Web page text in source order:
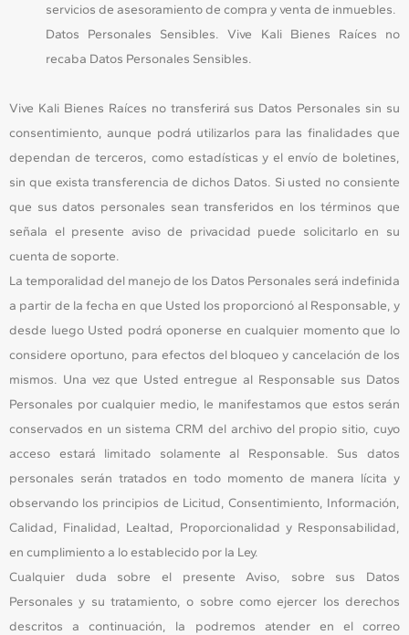
servicios de asesoramiento de compra y venta de inmuebles.
Datos Personales Sensibles. Vive Kali Bienes Raíces no
recaba Datos Personales Sensibles.
Vive Kali Bienes Raíces no transferirá sus Datos Personales sin su
consentimiento, aunque podrá utilizarlos para las finalidades que
dependan de terceros, como estadísticas y el envío de boletines,
sin que exista transferencia de dichos Datos. Si usted no consiente
que sus datos personales sean transferidos en los términos que
señala el presente aviso de privacidad puede solicitarlo en su
cuenta de soporte.
La temporalidad del manejo de los Datos Personales será indefinida
a partir de la fecha en que Usted los proporcionó al Responsable, y
desde luego Usted podrá oponerse en cualquier momento que lo
considere oportuno, para efectos del bloqueo y cancelación de los
mismos. Una vez que Usted entregue al Responsable sus Datos
Personales por cualquier medio, le manifestamos que estos serán
conservados en un sistema CRM del archivo del propio sitio, cuyo
acceso estará limitado solamente al Responsable. Sus datos
personales serán tratados en todo momento de manera lícita y
observando los principios de Licitud, Consentimiento, Información,
Calidad, Finalidad, Lealtad, Proporcionalidad y Responsabilidad,
en cumplimiento a lo establecido por la Ley.
Cualquier duda sobre el presente Aviso, sobre sus Datos
Personales y su tratamiento, o sobre como ejercer los derechos
descritos a continuación, la podremos atender en el correo